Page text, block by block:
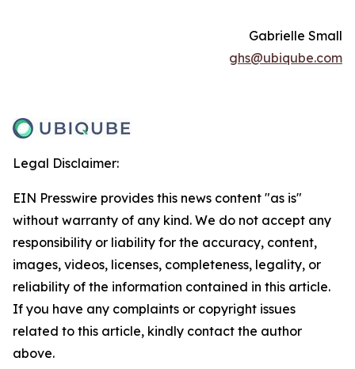
Gabrielle Small
ghs@ubiqube.com
Legal Disclaimer:
EIN Presswire provides this news content "as is"
without warranty of any kind. We do not accept any
responsibility or liability for the accuracy, content,
images, videos, licenses, completeness, legality, or
reliability of the information contained in this article.
If you have any complaints or copyright issues
related to this article, kindly contact the author
above.